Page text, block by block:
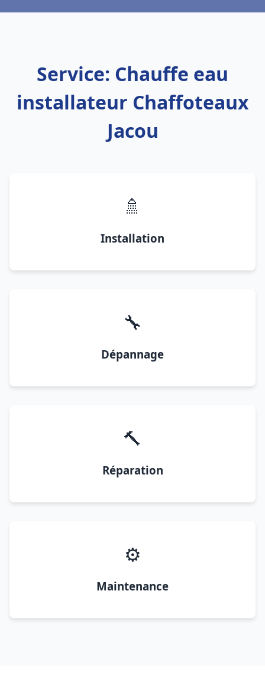
Service: Chauffe eau
installateur Chaffoteaux
Jacou
🚿
Installation
🔧
Dépannage
🔨
Réparation
⚙️
Maintenance